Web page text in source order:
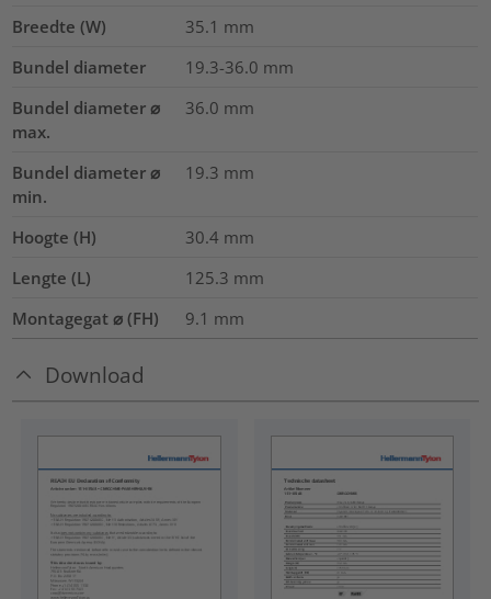
Breedte (W)
35.1 mm
Bundel diameter
19.3-36.0 mm
Bundel diameter ⌀
max.
36.0 mm
Bundel diameter ⌀
min.
19.3 mm
Hoogte (H) 30.4 mm
Lengte (L)
125.3 mm
Montagegat ⌀ (FH)
9.1 mm
Download